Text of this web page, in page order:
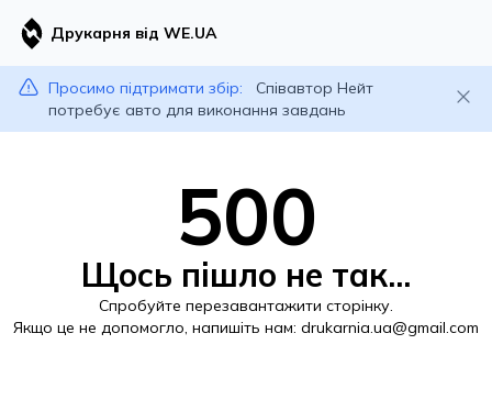
Друкарня від WE.UA
Просимо підтримати збір:
Співавтор Нейт
потребує авто для виконання завдань
500
Щось пішло не так...
Спробуйте перезавантажити сторінку.
Якщо це не допомогло, напишіть нам: drukarnia.ua@gmail.com